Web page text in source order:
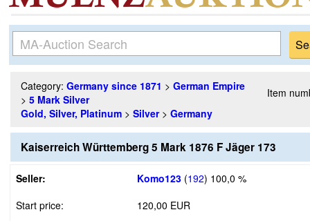
Category: Germany since 1871 > German Empire
> 5 Mark Silver
Gold, Silver, Platinum > Silver> Germany
Item
Kaiserreich Württemberg 5 Mark 1876 F Jäger 173
Seller: Komo123 (192) 100,0 %
Start price:
120,00 EUR